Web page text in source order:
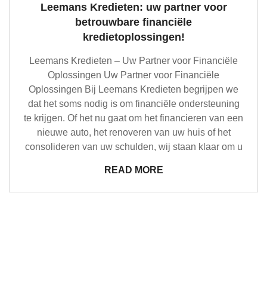
Leemans Kredieten: uw partner voor
betrouwbare financiële
kredietoplossingen!
Leemans Kredieten – Uw Partner voor Financiële
Oplossingen Uw Partner voor Financiële
Oplossingen Bij Leemans Kredieten begrijpen we
dat het soms nodig is om financiële ondersteuning
te krijgen. Of het nu gaat om het financieren van een
nieuwe auto, het renoveren van uw huis of het
consolideren van uw schulden, wij staan klaar om u
READ MORE